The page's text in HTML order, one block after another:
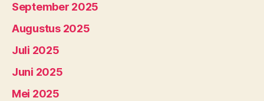
September 2025
Augustus 2025
Juli 2025
Juni 2025
Mei 2025